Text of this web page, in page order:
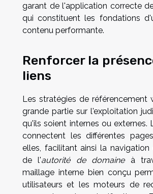
garant de l'application correcte
qui constituent les fondations
contenu performante.
Renforcer la
liens
Les stratégies de référencement
grande partie sur l'exploitation
qu'ils soient internes ou externes.
connectent les différentes
elles, facilitant ainsi la
de l'autorité de domaineà
maillage interne bien conçu
utilisateurs et les moteurs de